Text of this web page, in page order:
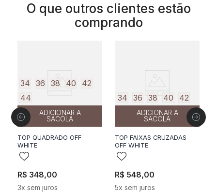
O que outros clientes estão
comprando
34 36 38 40
42
44
ADICIONAR A
SACOLA
TOP QUADRADO OFF
WHITE
R$ 348,00
3x sem juros
34 36 38 40 42
ADICIONAR A
SACOLA
TOP FAIXAS CRUZADAS
OFF WHITE
R$ 548,00
5x sem juros